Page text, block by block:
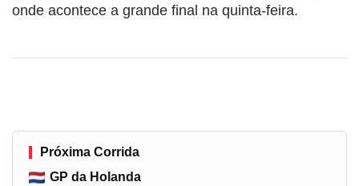
onde acontece a grande final na quinta-feira.
Próxima Corrida
GP da Holanda